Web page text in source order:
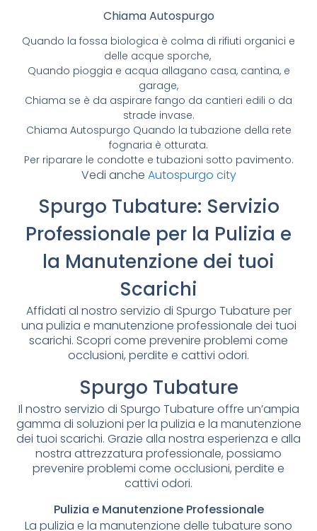
Chiama Autospurgo
Quando la fossa biologica è colma di rifiuti organici e
delle acque sporche,
Quando pioggia e acqua allagano casa, cantina, e
garage,
Chiama se è da aspirare fango da cantieri edili o da
strade invase.
Chiama Autospurgo Quando la tubazione della rete
fognaria è otturata.
Per riparare le condotte e tubazioni sotto pavimento.
Vedi anche Autospurgo city
Spurgo Tubature: Servizio
Professionale per la Pulizia e
la Manutenzione dei tuoi
Scarichi
Affidati al nostro servizio di Spurgo Tubature per
una pulizia e manutenzione professionale dei tuoi
scarichi. Scopri come prevenire problemi come
occlusioni, perdite e cattivi odori.
Spurgo Tubature
Il nostro servizio di Spurgo Tubature offre un’ampia
gamma di soluzioni per la pulizia e la manutenzione
dei tuoi scarichi. Grazie alla nostra esperienza e alla
nostra attrezzatura professionale, possiamo
prevenire problemi come occlusioni, perdite e
cattivi odori.
Pulizia e Manutenzione Professionale
La pulizia e la manutenzione delle tubature sono